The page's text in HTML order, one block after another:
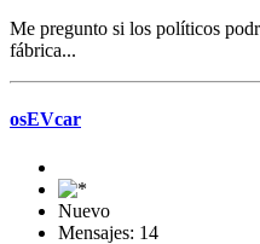
Me pregunto si los políticos
fábrica...
osEVcar
Nuevo
Mensajes: 14